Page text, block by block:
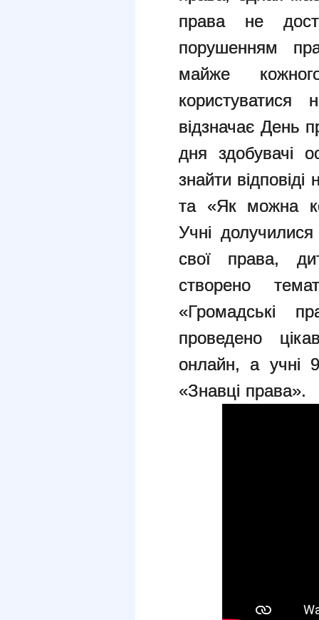
права не
порушенням
майже
відзначає День
дня здобувачі
знайти
та «Як можна
Учні
свої права,
створено
«Громадські
проведено
онлайн, а учні
«Знавці права».